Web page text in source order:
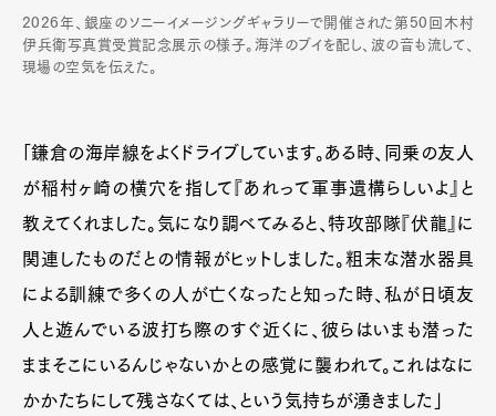
2026年、銀座のソニーイメージングギャラリーで開催された第50回木村
伊兵衛写真賞受賞記念展示の様子。海洋のブイを配し、波の音も流して、
現場の空気を伝えた。
「鎌倉の海岸線をよくドライブしています。ある時、同乗の友人
が稲村ヶ崎の横穴を指して『あれって軍事遺構らしいよ』と
教えてくれました。気になり調べてみると、特攻部隊『伏龍』に
関連したものだとの情報がヒットしました。粗末な潜水器具
による訓練で多くの人が亡くなったと知った時、私が日頃友
人と遊んでいる波打ち際のすぐ近くに、彼らはいまも潜った
ままそこにいるんじゃないかとの感覚に襲われて。これはなに
かかたちにして残さなくては、という気持ちが湧きました」